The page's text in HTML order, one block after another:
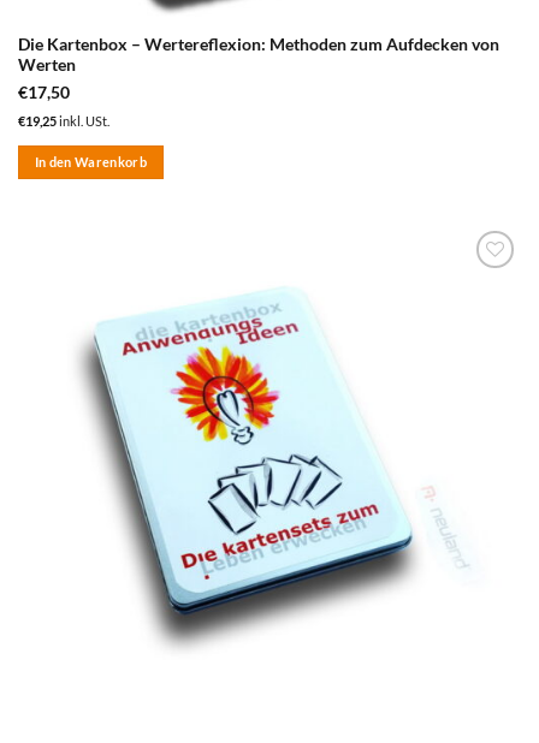
Die Kartenbox – Wertereflexion: Methoden zum Aufdecken von
Werten
€17,50
€19,25inkl. USt.
In den Warenkorb